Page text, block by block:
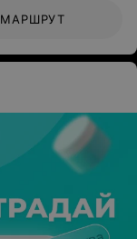
МАРШРУТ